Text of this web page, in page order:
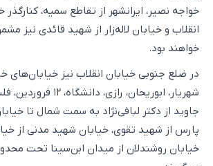
خواجه نصیر، ایرانشهر از تقاطع سمیه، کنارگذر
انقلاب و خیابان لاله‌زار از شهید قائدی نیز
خواهند بود.
در ضلع جنوبی خیابان انقلاب نیز خیابان‌های
شهریار، ابوریحان، رازی،
جاوید از دکتر لبافی‌نژاد به سمت شمال تا
پارس از شهید تقوی، خیابان شهید مدنی از
خیابان روشندلان از میدان ابن‌سینا تحت